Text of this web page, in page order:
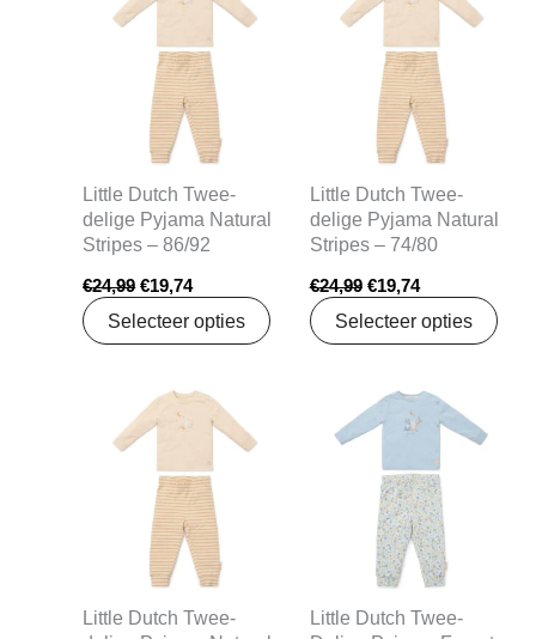
Little Dutch Twee-
delige Pyjama Natural
Stripes – 86/92
€24,99
was:
€19,74
Selecteer opties
Little Dutch Twee-
delige Pyjama Natural
Stripes – 74/80
€24,99
was:
€19,74
Selecteer opties
Little Dutch Twee-
Oorspronkelijke
prijs
was:
Huidige
prijs
Little Dutch Twee-
Oorspronkelijke
prijs
€24,99.
Huidige
prijs
€19,74.